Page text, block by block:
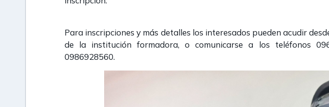
Para inscripciones y más detalles los interesados pueden acudir
de la institución formadora, o comunicarse a los teléfonos
0986928560.